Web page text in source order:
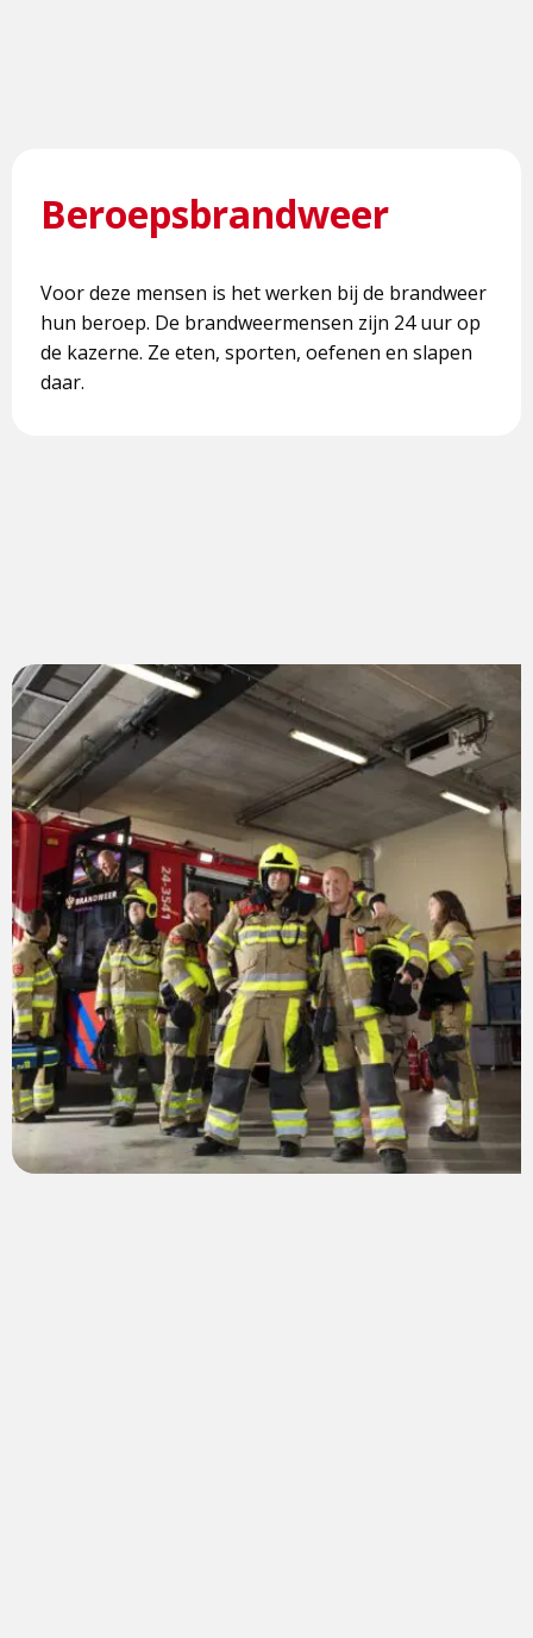
Beroepsbrandweer
Voor deze mensen is het werken bij de brandweer
hun beroep. De brandweermensen zijn 24 uur op
de kazerne. Ze eten, sporten, oefenen en slapen
daar.